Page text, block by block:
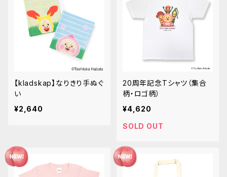
【kladskap】なりきり手ぬぐ
い
¥2,640
20周年記念Tシャツ（集合
柄・ロゴ柄）
¥4,620
SOLD OUT